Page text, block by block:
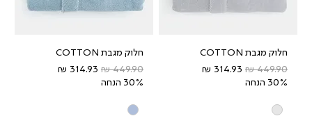
חלוק מגבת COTTON
מחיר רגיל
מחיר מבצע
30% הנחה
חלוק מגבת COTTON
מחיר רגיל
מחיר מבצע
30% הנחה